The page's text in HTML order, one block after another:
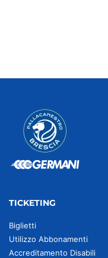
TICKETING
Biglietti
Utilizzo Abbonamenti
Accreditamento Disabili